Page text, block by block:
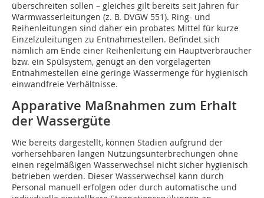
überschreiten sollen – gleiches gilt bereits seit Jahren für
Warmwasserleitungen (z. B. DVGW 551). Ring- und
Reihenleitungen sind daher ein probates Mittel für kurze
Einzelzuleitungen zu Entnahmestellen. Befindet sich
nämlich am Ende einer Reihenleitung ein Hauptverbraucher
bzw. ein Spülsystem, genügt an den vorgelagerten
Entnahmestellen eine geringe Wassermenge für hygienisch
einwandfreie Verhältnisse.
Apparative Maßnahmen zum Erhalt
der Wassergüte
Wie bereits dargestellt, können Stadien aufgrund der
vorhersehbaren langen Nutzungsunterbrechungen ohne
einen regelmäßigen Wasserwechsel nicht sicher hygienisch
betrieben werden. Dieser Wasserwechsel kann durch
Personal manuell erfolgen oder durch automatische und